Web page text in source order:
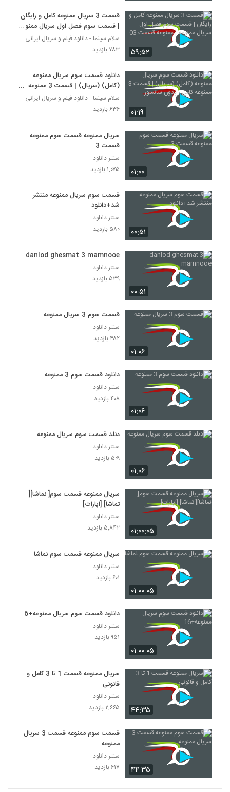
۵۹:۵۲
قسمت 3 سریال ممنوعه کامل و رایگان
| قسمت سوم فصل اول سریال ممنوعه
| ممنوعه قسمت 03
سلام سینما - دانلود فیلم و سریال ایرانی
۷۸۳ بازدید
۰۱:۱۹
دانلود قسمت سوم سریال ممنوعه
(کامل) (سریال) | قسمت 3 ممنوعه
کامل - بدون سانسور
سلام سینما - دانلود فیلم و سریال ایرانی
۶۳۶ بازدید
۰۱:۰۰
سریال ممنوعه قسمت سوم ممنوعه
قسمت 3
سنتر دانلود
۱,۰۷۵ بازدید
۰۰:۵۱
قسمت سوم سریال ممنوعه منتشر
شد+دانلود
سنتر دانلود
۵۸۰ بازدید
۰۰:۵۱
danlod ghesmat 3 mamnooe
سنتر دانلود
۵۳۹ بازدید
۰۱:۰۶
قسمت سوم 3 سریال ممنوعه
سنتر دانلود
۴۸۲ بازدید
۰۱:۰۶
دانلود قسمت سوم 3 ممنوعه
سنتر دانلود
۴۰۸ بازدید
۰۱:۰۶
دنلد قسمت سوم سریال ممنوعه
سنتر دانلود
۵۰۹ بازدید
۰۱:۰۰:۰۵
سریال ممنوعه قسمت سوم[ نماشا][
تماشا] [اپارات]
سنتر دانلود
۵,۸۴۲ بازدید
۰۱:۰۰:۰۵
سریال ممنوعه قسمت سوم نماشا
سنتر دانلود
۶۰۱ بازدید
۰۱:۰۰:۰۵
دانلود قسمت سوم سریال ممنوعه+16
سنتر دانلود
۹۵۱ بازدید
۴۴:۳۵
سریال ممنوعه قسمت 1 تا 3 کامل و
قانونی
سنتر دانلود
۲,۶۶۵ بازدید
۴۴:۳۵
قسمت سوم ممنوعه قسمت 3 سریال
ممنوعه
سنتر دانلود
۶۱۷ بازدید